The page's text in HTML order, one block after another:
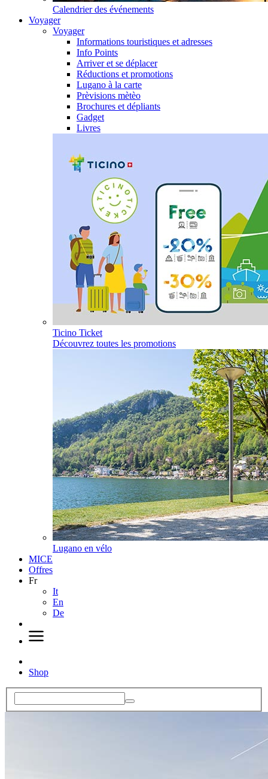
Calendrier des événements
Voyager
Voyager
Informations touristiques et adresses
Info Points
Arriver et se déplacer
Réductions et promotions
Lugano à la carte
Prèvisions mètèo
Brochures et dépliants
Gadget
Livres
Ticino Ticket
Découvrez toutes les promotions
Lugano en vélo
MICE
Offres
Fr
It
En
De
Shop